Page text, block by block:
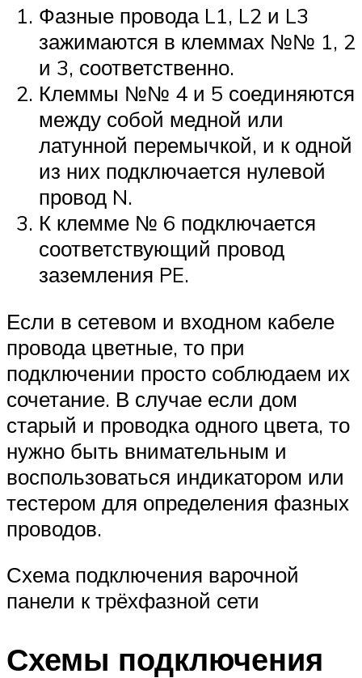
Фазные провода L1, L2 и L3
зажимаются в клеммах №№ 1, 2
и 3, соответственно.
Клеммы №№ 4 и 5 соединяются
между собой медной или
латунной перемычкой, и к одной
из них подключается нулевой
провод N.
К клемме № 6 подключается
соответствующий провод
заземления PE.
Если в сетевом и входном кабеле
провода цветные, то при
подключении просто соблюдаем их
сочетание. В случае если дом
старый и проводка одного цвета, то
нужно быть внимательным и
воспользоваться индикатором или
тестером для определения фазных
проводов.
Схема подключения варочной
панели к трёхфазной сети
Схемы подключения